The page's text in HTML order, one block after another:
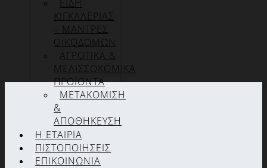
ΕΙΔΗ
ΚΙΓΚΑΛΕΡΙΑΣ
– ΜΑΝΤΡΕΣ
ΟΙΚΟΔΟΜΩΝ
ΑΓΡΟΤΙΚΑ &
ΜΕΛΙΣΣΟΚΟΜΙΚΑ
ΠΡΟΪΟΝΤΑ
ΜΕΤΑΚΟΜΙΣΗ
&
ΑΠΟΘΗΚΕΥΣΗ
Η ΕΤΑΙΡΊΑ
ΠΙΣΤΟΠΟΙΉΣΕΙΣ
ΕΠΙΚΟΙΝΩΝΊΑ